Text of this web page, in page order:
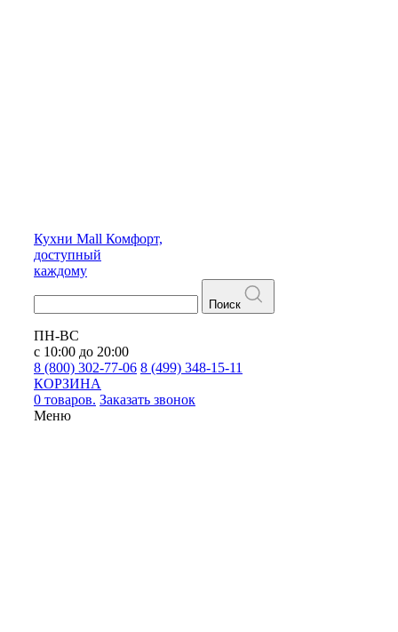
Кухни Mall Комфорт,
доступный
каждому
Поиск
ПН-ВС
с 10:00 до 20:00
8 (800) 302-77-06 8 (499) 348-15-11
КОРЗИНА
0 товаров. Заказать звонок
Меню